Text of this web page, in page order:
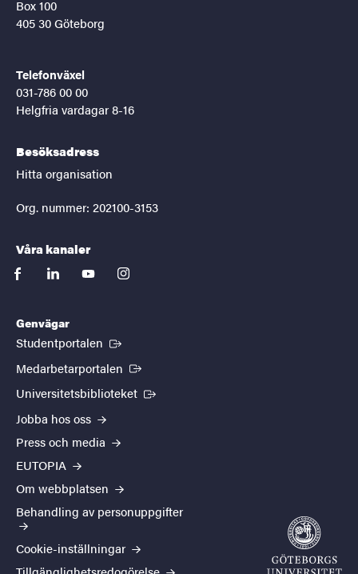
Box 100
405 30 Göteborg
Telefonväxel
031-786 00 00
Helgfria vardagar 8-16
Besöksadress
Hitta organisation
Org. nummer: 202100-3153
Våra kanaler
facebooklinkedinyoutubeinstagram
Genvägar
Studentportalen (Extern länk)
Medarbetarportalen (Extern länk)
Universitetsbiblioteket (Extern länk)
Jobba hos oss
Press och media
EUTOPIA
Om webbplatsen
Behandling av personuppgifter
Cookie-inställningar